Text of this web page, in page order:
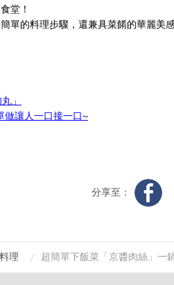
堂！
單的料理步驟， 還兼具菜餚的華麗美
」
做讓人一口接一口~
分享至：
理 超簡單下飯菜「京醬肉絲」一